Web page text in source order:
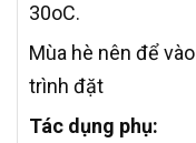
30oC.
Mùa hè nên để
trình đặt
Tác dụng phụ: